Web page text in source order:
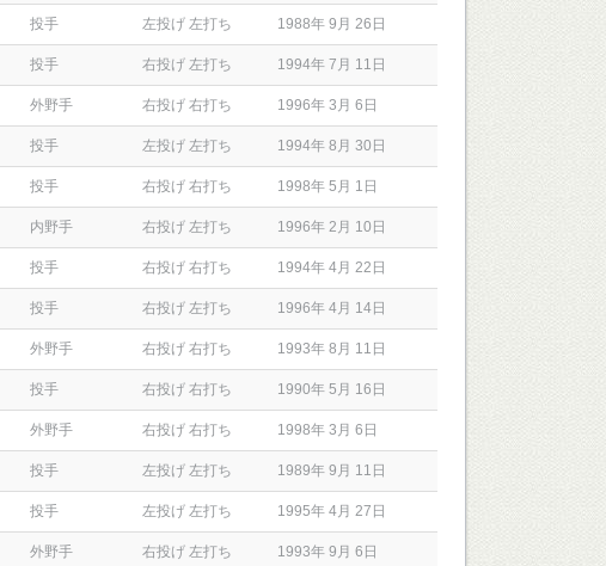
投手 左投げ 左打ち 1988年 9月 26日
投手 右投げ 左打ち 1994年 7月 11日
外野手 右投げ 右打ち 1996年 3月 6日
投手 左投げ 左打ち 1994年 8月 30日
投手 右投げ 右打ち 1998年 5月 1日
内野手 右投げ 左打ち 1996年 2月 10日
投手 右投げ 右打ち 1994年 4月 22日
投手 右投げ 左打ち 1996年 4月 14日
外野手 右投げ 右打ち 1993年 8月 11日
投手 右投げ 右打ち 1990年 5月 16日
外野手 右投げ 右打ち 1998年 3月 6日
投手 左投げ 左打ち 1989年 9月 11日
投手 左投げ 左打ち 1995年 4月 27日
外野手 右投げ 左打ち 1993年 9月 6日